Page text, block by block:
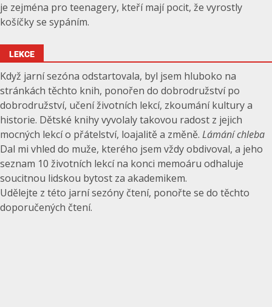
je zejména pro teenagery, kteří mají pocit, že vyrostly
košíčky se sypáním.
LEKCE
Když jarní sezóna odstartovala, byl jsem hluboko na
stránkách těchto knih, ponořen do dobrodružství po
dobrodružství, učení životních lekcí, zkoumání kultury a
historie. Dětské knihy vyvolaly takovou radost z jejich
mocných lekcí o přátelství, loajalitě a změně. Lámání chleba
Dal mi vhled do muže, kterého jsem vždy obdivoval, a jeho
seznam 10 životních lekcí na konci memoáru odhaluje
soucitnou lidskou bytost za akademikem.
Udělejte z této jarní sezóny čtení, ponořte se do těchto
doporučených čtení.